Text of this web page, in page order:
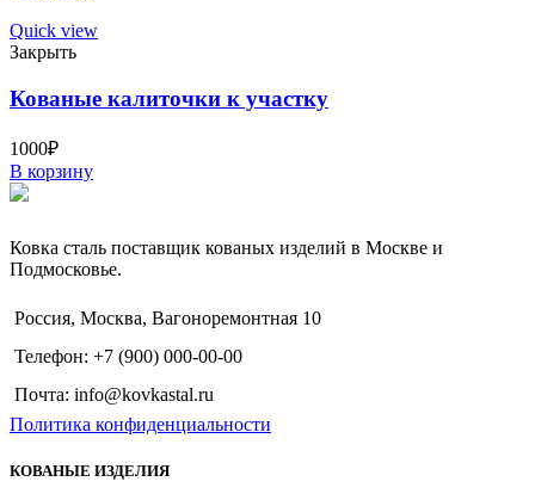
Quick view
Закрыть
Кованые калиточки к участку
1000₽
В корзину
Ковка сталь поставщик кованых изделий в Москве и
Подмосковье.
Россия, Москва, Вагоноремонтная 10
Телефон: +7 (900) 000-00-00
Почта: info@kovkastal.ru
Политика конфиденциальности
КОВАНЫЕ ИЗДЕЛИЯ